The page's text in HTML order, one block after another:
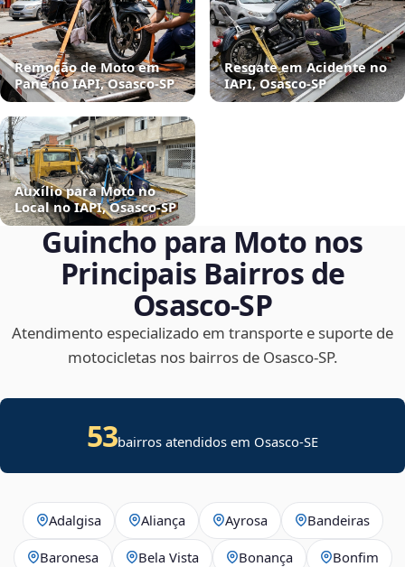
Remoção de Moto em
Pane no IAPI, Osasco‑SP
Resgate em Acidente no
IAPI, Osasco‑SP
Auxílio para Moto no
Local no IAPI, Osasco‑SP
Guincho para Moto nos
Principais Bairros de
Osasco‑SP
Atendimento especializado em transporte e suporte de
motocicletas nos bairros de Osasco‑SP.
53bairros atendidos em Osasco-SE
Adalgisa Aliança Ayrosa Bandeiras
Baronesa Bela Vista Bonança Bonfim